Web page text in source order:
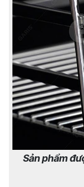
Sản phẩm